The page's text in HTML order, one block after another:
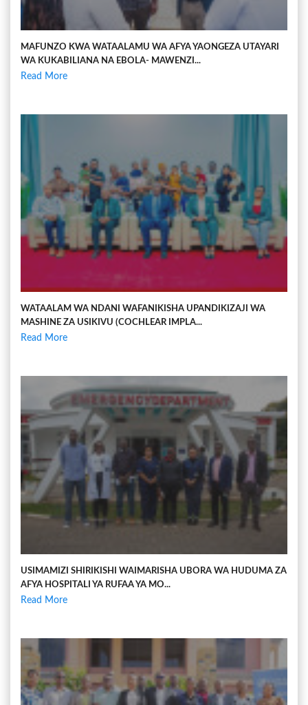
MAFUNZO KWA WATAALAMU WA AFYA YAONGEZA UTAYARI
WA KUKABILIANA NA EBOLA- MAWENZI...
Read More
WATAALAM WA NDANI WAFANIKISHA UPANDIKIZAJI WA
MASHINE ZA USIKIVU (COCHLEAR IMPLA...
Read More
USIMAMIZI SHIRIKISHI WAIMARISHA UBORA WA HUDUMA ZA
AFYA HOSPITALI YA RUFAA YA MO...
Read More